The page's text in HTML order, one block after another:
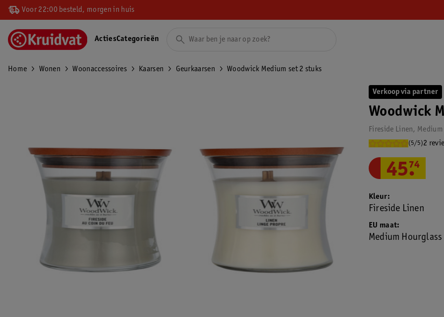
Voor 22:00 besteld, morgen in huis
ActiesCategorieën
Home Wonen Woonaccessoires Kaarsen Geurkaarsen Woodwick Medium set 2 stuks
Verkoop via partner
Woodwick
Fireside Linen,
(5/5)2
45.
74
EU maat
Medium Hourglass
Kleur
Fireside Linen